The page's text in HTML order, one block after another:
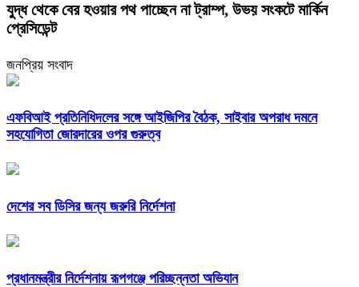
যুদ্ধ থেকে বের হওয়ার পথ পাচ্ছেন না ট্রাম্প, উভয় সংকটে মার্কিন
প্রেসিডেন্ট
জনপ্রিয় সংবাদ
এফবিআই প্রতিনিধিদলের সঙ্গে আইজিপির বৈঠক, সাইবার অপরাধ দমনে
সহযোগিতা জোরদারের ওপর গুরুত্ব
দেশের সব ডিসির জন্য জরুরি নির্দেশনা
প্রধানমন্ত্রীর নির্দেশনায় রূপগঞ্জে পরিচ্ছন্নতা অভিযান